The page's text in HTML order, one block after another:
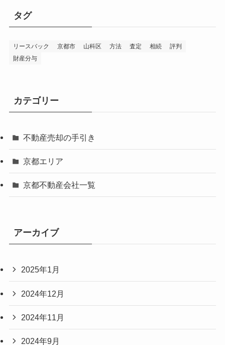
タグ
リースバック 京都市 山科区 方法 査定 相続
評判
財産分与
カテゴリー
不動産売却の手引き
京都エリア
京都不動産会社一覧
アーカイブ
2025年1月
2024年12月
2024年11月
2024年9月